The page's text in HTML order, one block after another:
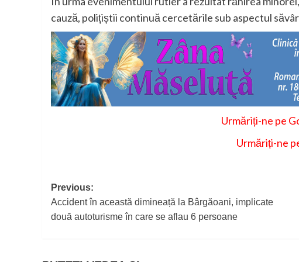
cauză, polițiștii continuă cercetările sub aspectul
Urmăriți-ne pe
Urmăriți-ne
Post
navigation
Previous:
Accident în această dimineață la Bârgăoani, implicate
două autoturisme în care se aflau 6 persoane